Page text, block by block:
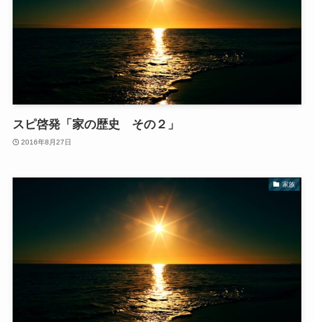
スピ啓発「家の歴史 その２」
2016年8月27日
家族